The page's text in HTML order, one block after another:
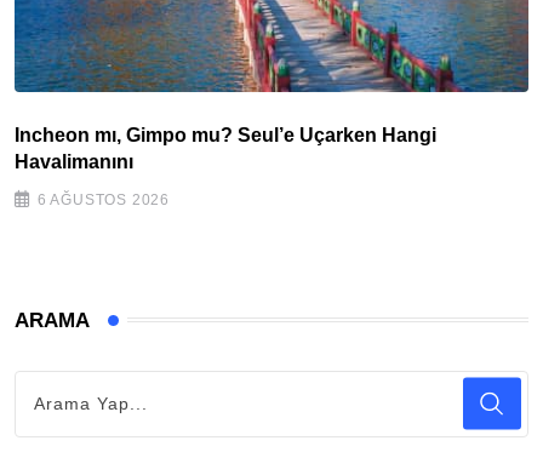
Incheon mı, Gimpo mu? Seul’e Uçarken Hangi
Havalimanını
6 AĞUSTOS 2026
ARAMA